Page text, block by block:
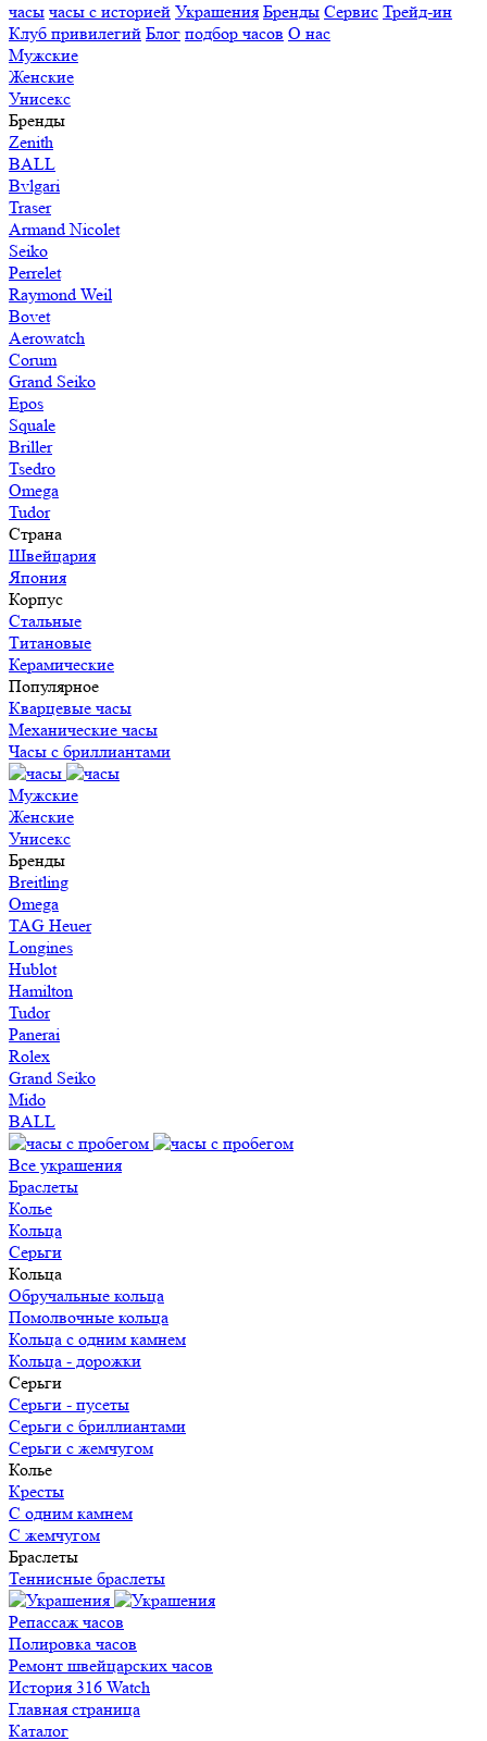
часы часы с историей Украшения Бренды Сервис Трейд-ин
Клуб привилегий Блог подбор часов О нас
Мужские
Женские
Унисекс
Бренды
Zenith
BALL
Bvlgari
Traser
Armand Nicolet
Seiko
Perrelet
Raymond Weil
Bovet
Aerowatch
Corum
Grand Seiko
Epos
Squale
Briller
Tsedro
Omega
Tudor
Страна
Швейцария
Япония
Корпус
Стальные
Титановые
Керамические
Популярное
Кварцевые часы
Механические часы
Часы с бриллиантами
Мужские
Женские
Унисекс
Бренды
Breitling
Omega
TAG Heuer
Longines
Hublot
Hamilton
Tudor
Panerai
Rolex
Grand Seiko
Mido
BALL
Все украшения
Браслеты
Колье
Кольца
Серьги
Кольца
Обручальные кольца
Помолвочные кольца
Кольца c одним камнем
Кольца - дорожки
Серьги
Серьги - пусеты
Серьги с бриллиантами
Серьги с жемчугом
Колье
Кресты
С одним камнем
С жемчугом
Браслеты
Теннисные браслеты
Репассаж часов
Полировка часов
Ремонт швейцарских часов
История 316 Watch
Главная страница
Каталог